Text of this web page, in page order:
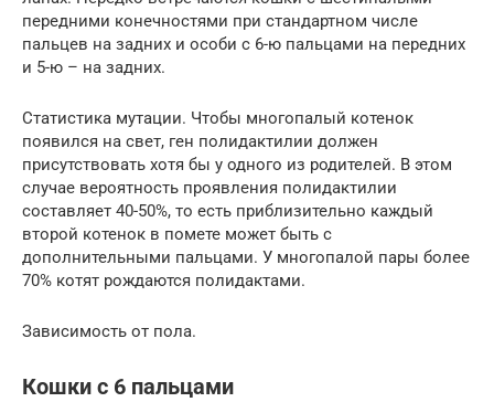
передними конечностями при стандартном числе
пальцев на задних и особи с 6-ю пальцами на передних
и 5-ю – на задних.
Статистика мутации. Чтобы многопалый котенок
появился на свет, ген полидактилии должен
присутствовать хотя бы у одного из родителей. В этом
случае вероятность проявления полидактилии
составляет 40-50%, то есть приблизительно каждый
второй котенок в помете может быть с
дополнительными пальцами. У многопалой пары более
70% котят рождаются полидактами.
Зависимость от пола.
Кошки с 6 пальцами